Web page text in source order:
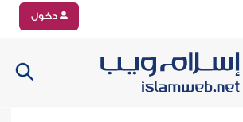
دخول